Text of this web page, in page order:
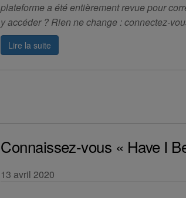
plateforme a été entièrement revue pour
y accéder ? Rien ne change : connectez-
Lire la suite
Connaissez-vous « Have I
13 avril 2020